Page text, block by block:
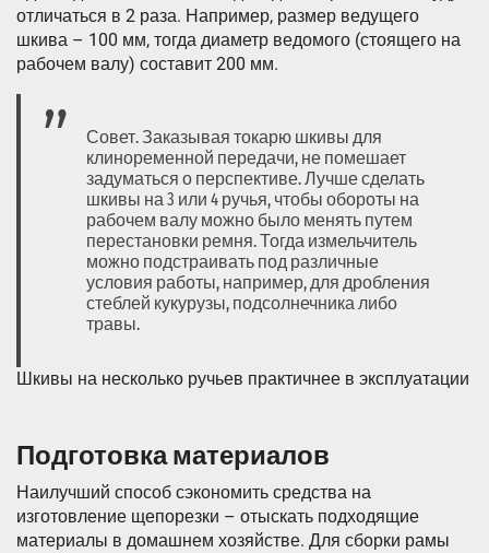
отличаться в 2 раза. Например, размер ведущего
шкива – 100 мм, тогда диаметр ведомого (стоящего на
рабочем валу) составит 200 мм.
Совет. Заказывая токарю шкивы для
клиноременной передачи, не помешает
задуматься о перспективе. Лучше сделать
шкивы на 3 или 4 ручья, чтобы обороты на
рабочем валу можно было менять путем
перестановки ремня. Тогда измельчитель
можно подстраивать под различные
условия работы, например, для дробления
стеблей кукурузы, подсолнечника либо
травы.
Шкивы на несколько ручьев практичнее в эксплуатации
Подготовка материалов
Наилучший способ сэкономить средства на
изготовление щепорезки – отыскать подходящие
материалы в домашнем хозяйстве. Для сборки рамы